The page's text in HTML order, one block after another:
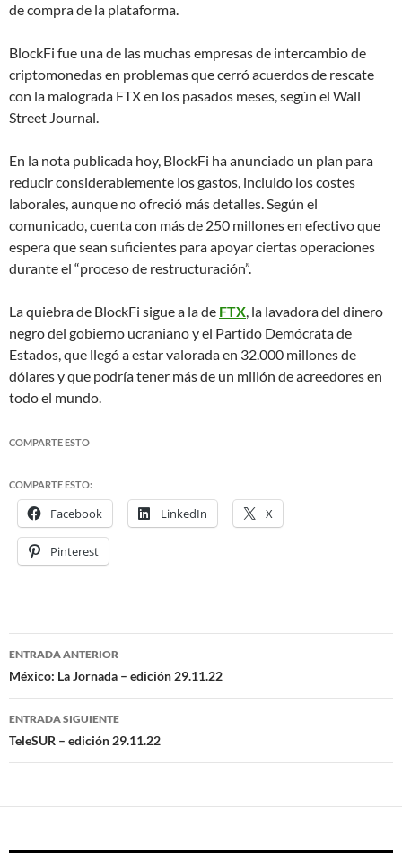
de compra de la plataforma.
BlockFi fue una de las muchas empresas de intercambio de
criptomonedas en problemas que cerró acuerdos de rescate
con la malograda FTX en los pasados meses, según el Wall
Street Journal.
En la nota publicada hoy, BlockFi ha anunciado un plan para
reducir considerablemente los gastos, incluido los costes
laborales, aunque no ofreció más detalles. Según el
comunicado, cuenta con más de 250 millones en efectivo que
espera que sean suficientes para apoyar ciertas operaciones
durante el “proceso de restructuración”.
La quiebra de BlockFi sigue a la de FTX, la lavadora del dinero
negro del gobierno ucraniano y el Partido Demócrata de
Estados, que llegó a estar valorada en 32.000 millones de
dólares y que podría tener más de un millón de acreedores en
todo el mundo.
COMPARTE ESTO
COMPARTE ESTO:
Facebook LinkedIn X
Pinterest
Navegación
de
entradas
ENTRADA ANTERIOR
México: La Jornada – edición 29.11.22
ENTRADA SIGUIENTE
TeleSUR – edición 29.11.22